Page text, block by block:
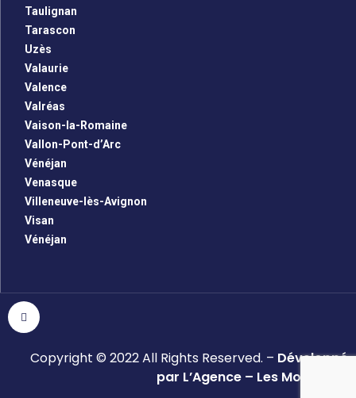
Taulignan
Tarascon
Uzès
Valaurie
Valence
Valréas
Vaison-la-Romaine
Vallon-Pont-d’Arc
Vénéjan
Venasque
Villeneuve-lès-Avignon
Visan
Vénéjan
Copyright © 2022 All Rights Reserved. – Développé
par L’Agence – Les Monsieurs